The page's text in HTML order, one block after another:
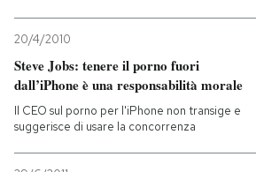
20/4/2010
Steve Jobs: tenere il porno fuori
dall’iPhone è una responsabilità morale
Il CEO sul porno per l'iPhone non transige e
suggerisce di usare la concorrenza